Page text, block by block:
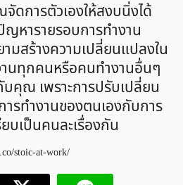
ดการตัวเองให้สงบนิ่งได้
หารายรอบการทำงาน
มสร้างความเปลี่ยนแปลงใน
นทุกคนหรือคนทำงานอื่นๆ
คุณ เพราะการปรับเปลี่ยน
รทำงานของตนเองกับการ
บเป็นคนละเรื่องกัน
stoic-at-work/